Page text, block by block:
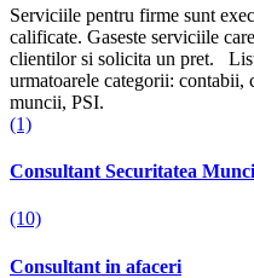
Serviciile pentru firme sunt
calificate. Gaseste serviciile
clientilor si solicita un pret.
urmatoarele categorii: contabii,
muncii, PSI.
(1)
Consultant Securitatea
(10)
Consultant in afaceri